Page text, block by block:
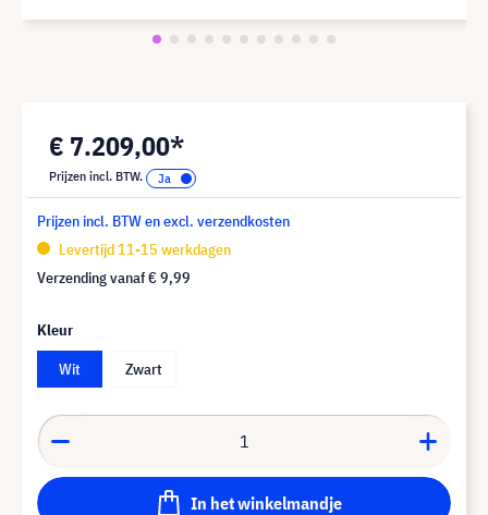
€ 7.209,00*
Prijzen incl. BTW.
Prijzen incl. BTW en excl. verzendkosten
Levertijd 11-15 werkdagen
Verzending vanaf€ 9,99
Kleur
Wit
Zwart
In het winkelmandje